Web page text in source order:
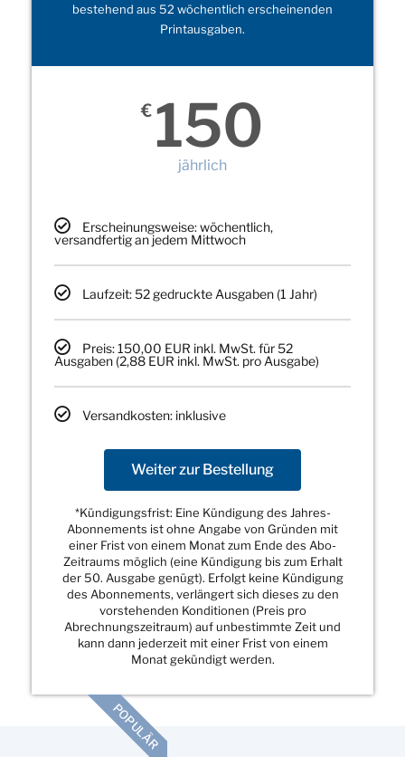
bestehend aus 52 wöchentlich erscheinenden
Printausgaben.
€ 150
jährlich
Erscheinungsweise: wöchentlich,
versandfertig an jedem Mittwoch
Laufzeit: 52 gedruckte Ausgaben (1 Jahr)
Preis: 150,00 EUR inkl. MwSt. für 52
Ausgaben (2,88 EUR inkl. MwSt. pro Ausgabe)
Versandkosten: inklusive
Weiter zur Bestellung
*Kündigungsfrist: Eine Kündigung des Jahres-
Abonnements ist ohne Angabe von Gründen mit
einer Frist von einem Monat zum Ende des Abo-
Zeitraums möglich (eine Kündigung bis zum Erhalt
der 50. Ausgabe genügt). Erfolgt keine Kündigung
des Abonnements, verlängert sich dieses zu den
vorstehenden Konditionen (Preis pro
Abrechnungszeitraum) auf unbestimmte Zeit und
kann dann jederzeit mit einer Frist von einem
Monat gekündigt werden.
POPULÄR